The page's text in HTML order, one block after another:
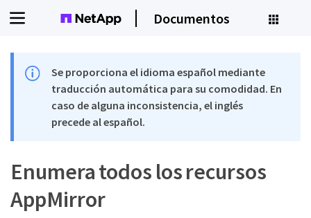
Documentos
Se proporciona el idioma español mediante
traducción automática para su comodidad. En
caso de alguna inconsistencia, el inglés
precede al español.
Enumera todos los recursos
AppMirror